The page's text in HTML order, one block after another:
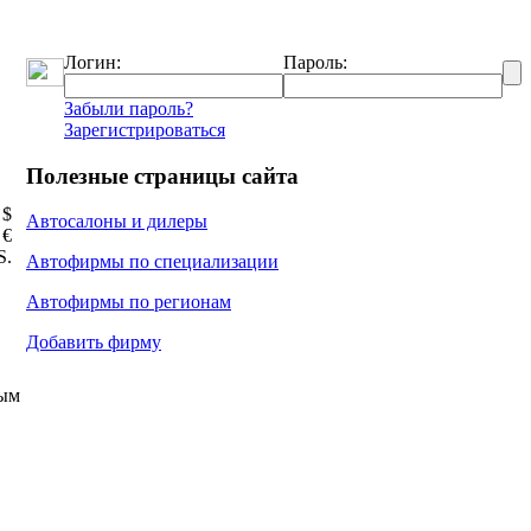
Логин: Пароль:
Забыли пароль?
Зарегистрироваться
Полезные страницы сайта
Автосалоны и дилеры
Автофирмы по специализации
Автофирмы по регионам
Добавить фирму